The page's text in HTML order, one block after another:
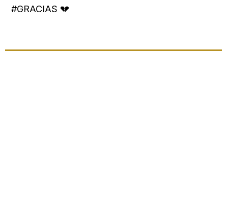
#GRACIAS 💔